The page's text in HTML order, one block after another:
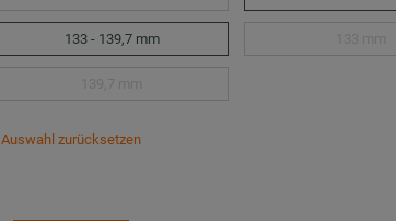
133 - 139,7 mm
Auswahl zurücksetzen